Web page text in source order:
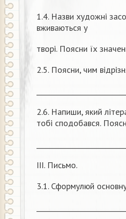
1.4. Назви художні
вживаються у
творі. Поясни їх
2.5. Поясни, чим
2.6. Напиши, який
тобі сподобався.
ІІІ. Письмо.
3.1. Сформулюй